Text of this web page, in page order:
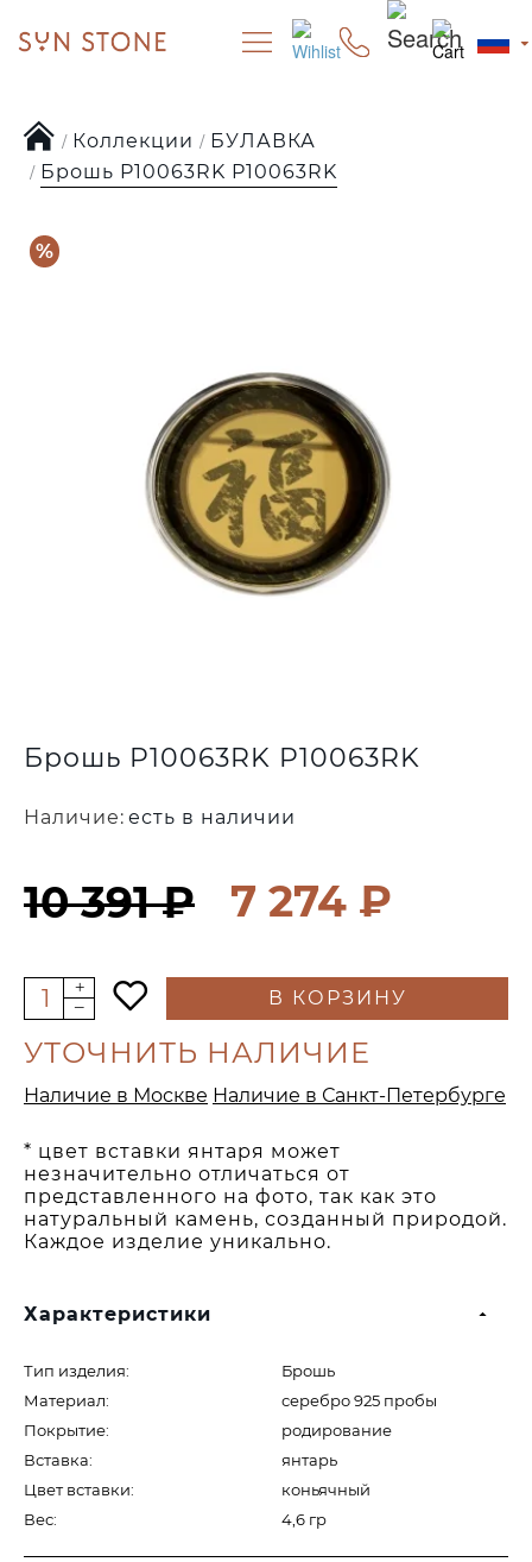
Коллекции
БУЛАВКА
Брошь P10063RK P10063RK
%
Брошь P10063RK P10063RK
7 274 ₽
10 391 ₽
Наличие: есть в наличии
В КОРЗИНУ
* цвет вставки янтаря может
незначительно отличаться от
представленного на фото, так как это
натуральный камень, созданный природой.
Каждое изделие уникально.
Характеристики
Тип изделия:
Брошь
Материал:
серебро 925 пробы
Покрытие:
родирование
Вставка:
янтарь
Цвет вставки:
коньячный
Вес:
4,6 гр
УТОЧНИТЬ НАЛИЧИЕ
Наличие в Москве Наличие в Санкт-Петербурге